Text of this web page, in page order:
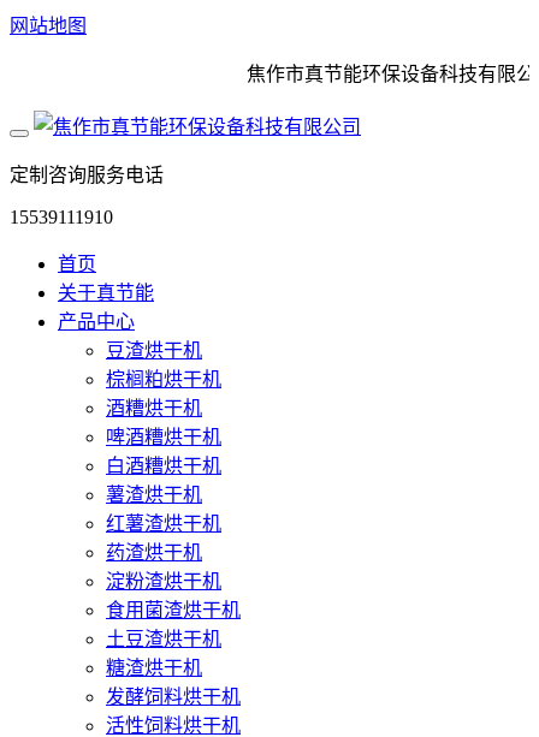
网站地图
焦作市真节能环保设备科技有限
定制咨询服务电话
15539111910
首页
关于真节能
产品中心
豆渣烘干机
棕榈粕烘干机
酒糟烘干机
啤酒糟烘干机
白酒糟烘干机
薯渣烘干机
红薯渣烘干机
药渣烘干机
淀粉渣烘干机
食用菌渣烘干机
土豆渣烘干机
糖渣烘干机
发酵饲料烘干机
活性饲料烘干机